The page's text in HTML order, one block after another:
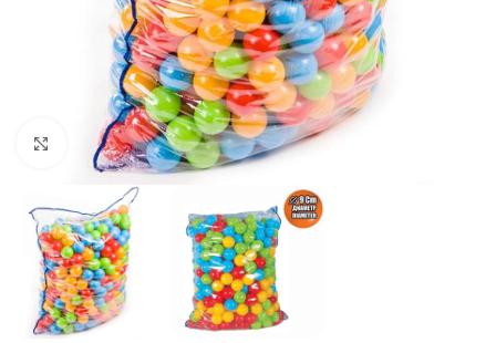
Click to enlarge